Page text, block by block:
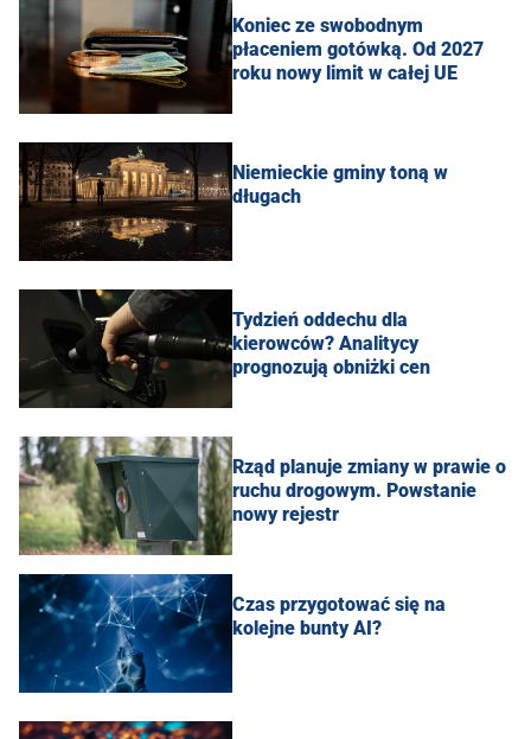
Koniec ze swobodnym
płaceniem gotówką. Od 2027
roku nowy limit w całej UE
Niemieckie gminy toną w
długach
Tydzień oddechu dla
kierowców? Analitycy
prognozują obniżki cen
Rząd planuje zmiany w prawie o
ruchu drogowym. Powstanie
nowy rejestr
Czas przygotować się na
kolejne bunty AI?